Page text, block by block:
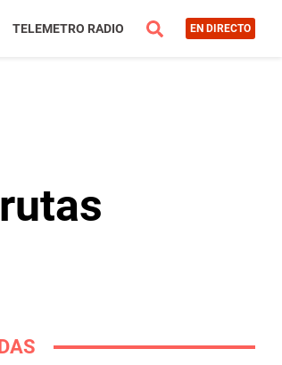
TELEMETRO RADIO EN DIRECTO